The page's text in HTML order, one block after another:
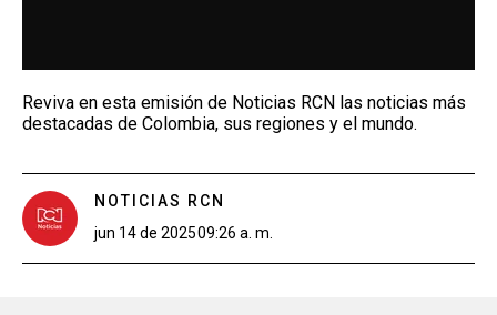
Reviva en esta emisión de Noticias RCN las noticias más
destacadas de Colombia, sus regiones y el mundo.
NOTICIAS RCN
jun 14 de 202509:26 a. m.